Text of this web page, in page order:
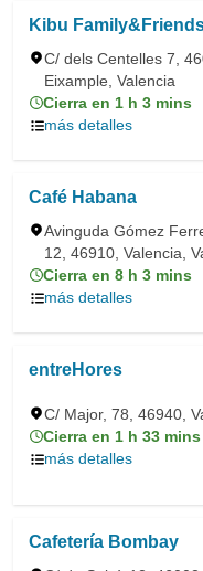
Kibu
C/ dels Centelles 7,
Eixample, Valencia
Cierra en 1 h 3 mins
más detalles
Café Habana
Avinguda Gómez
12, 46910, Valencia,
Cierra en 8 h 3 mins
más detalles
entreHores
C/ Major, 78, 46940,
Cierra en 1 h 33 mins
más detalles
Cafetería Bombay